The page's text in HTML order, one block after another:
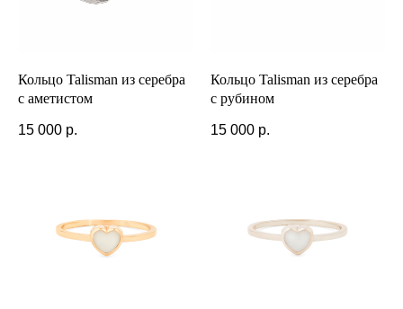
Кольцо Talisman из серебра
с аметистом
15 000 р.
Кольцо Talisman из серебра
с рубином
15 000 р.